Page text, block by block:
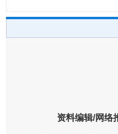
东山县通报“牛蛙产品
资料编辑/网络